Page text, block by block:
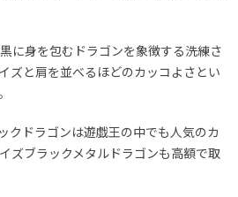
に身を包むドラゴンを象徴する洗練さ
ズと肩を並べるほどのカッコよさとい
クドラゴンは遊戯王の中でも人気のカ
ズブラックメタルドラゴンも高額で取